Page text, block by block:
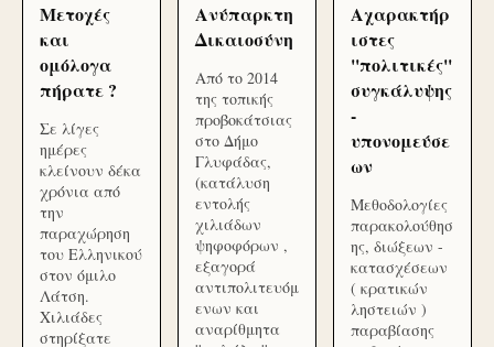
Μετοχές
και
ομόλογα
πήρατε ?
Σε λίγες
ημέρες
κλείνουν δέκα
χρόνια από
την
παραχώρηση
του Ελληνικού
στον όμιλο
Λάτση.
Χιλιάδες
στηρίξατε
Ανύπαρκτη
Δικαιοσύνη
Από το 2014
της τοπικής
προβοκάτσιας
στο Δήμο
Γλυφάδας,
(κατάλυση
εντολής
χιλιάδων
ψηφοφόρων ,
εξαγορά
αντιπολιτευόμ
ενων και
αναρίθμητα
Αχαρακτήρ
ιστες
''πολιτικές''
συγκάλυψης
-
υπονομεύσε
ων
Μεθοδολογίες
παρακολούθησ
ης, διώξεων -
κατασχέσεων
( κρατικών
ληστειών )
παραβίασης